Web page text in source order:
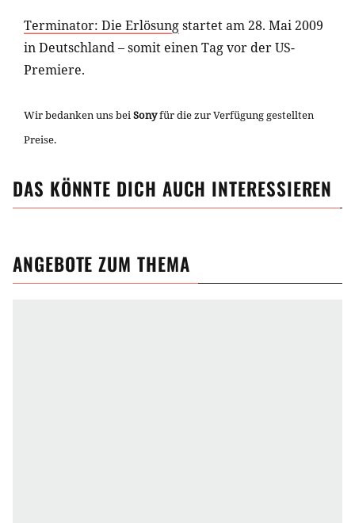
Terminator: Die Erlösungstartet am 28. Mai 2009
in Deutschland – somit einen Tag vor der US-
Premiere.
Wir bedanken uns beiSonyfür die zur Verfügung gestellten
Preise.
DAS KÖNNTE DICH AUCH INTERESSIEREN
ANGEBOTE ZUM THEMA